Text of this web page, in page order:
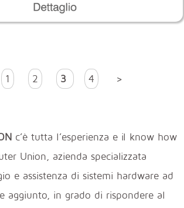
1 2 3 4 >
c’è tutta l’esperienza e il know how
Union, azienda specializzata
e assistenza di sistemi hardware ad
aggiunto, in grado di rispondere al